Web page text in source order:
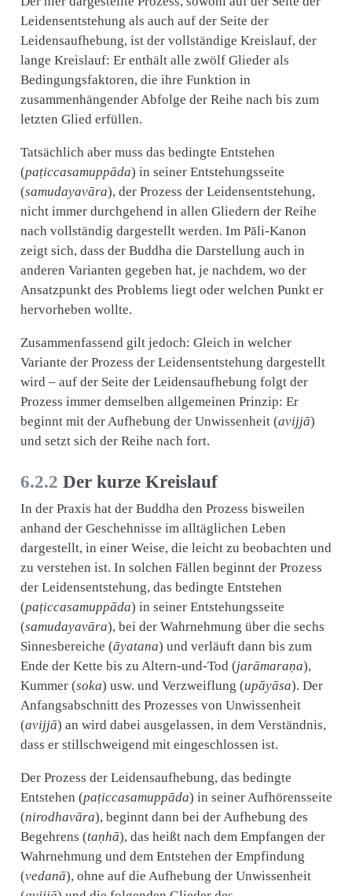
Leidensentstehung als auch auf der Seite der
Leidensaufhebung, ist der vollständige Kreislauf, der
lange Kreislauf: Er enthält alle zwölf Glieder als
Bedingungsfaktoren, die ihre Funktion in
zusammenhängender Abfolge der Reihe nach bis zum
letzten Glied erfüllen.
Tatsächlich aber muss das bedingte Entstehen
(paṭiccasamuppāda) in seiner Entstehungsseite
(samudayavāra), der Prozess der Leidensentstehung,
nicht immer durchgehend in allen Gliedern der Reihe
nach vollständig dargestellt werden. Im Pāli-Kanon
zeigt sich, dass der Buddha die Darstellung auch in
anderen Varianten gegeben hat, je nachdem, wo der
Ansatzpunkt des Problems liegt oder welchen Punkt er
hervorheben wollte.
Zusammenfassend gilt jedoch: Gleich in welcher
Variante der Prozess der Leidensentstehung dargestellt
wird – auf der Seite der Leidensaufhebung folgt der
Prozess immer demselben allgemeinen Prinzip: Er
beginnt mit der Aufhebung der Unwissenheit (avijjā)
und setzt sich der Reihe nach fort.
6.2.2 Der kurze Kreislauf
In der Praxis hat der Buddha den Prozess bisweilen
anhand der Geschehnisse im alltäglichen Leben
dargestellt, in einer Weise, die leicht zu beobachten und
zu verstehen ist. In solchen Fällen beginnt der Prozess
der Leidensentstehung, das bedingte Entstehen
(paṭiccasamuppāda) in seiner Entstehungsseite
(samudayavāra), bei der Wahrnehmung über die sechs
Sinnesbereiche (āyatana) und verläuft dann bis zum
Ende der Kette bis zu Altern-und-Tod (jarāmaraṇa),
Kummer (soka) usw. und Verzweiflung (upāyāsa). Der
Anfangsabschnitt des Prozesses von Unwissenheit
(avijjā) an wird dabei ausgelassen, in dem Verständnis,
dass er stillschweigend mit eingeschlossen ist.
Der Prozess der Leidensaufhebung, das bedingte
Entstehen (paṭiccasamuppāda) in seiner Aufhörensseite
(nirodhavāra), beginnt dann bei der Aufhebung des
Begehrens (taṇhā), das heißt nach dem Empfangen der
Wahrnehmung und dem Entstehen der Empfindung
(vedanā), ohne auf die Aufhebung der Unwissenheit